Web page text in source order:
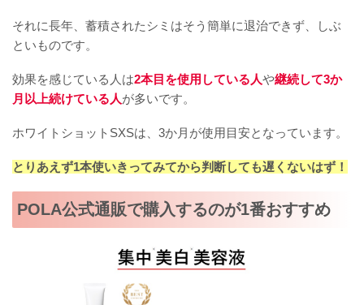
それに長年、蓄積されたシミはそう簡単に退治できず、しぶ
といものです。
効果を感じている人は2本目を使用している人や継続して3か
月以上続けている人が多いです。
ホワイトショットSXSは、3か月が使用目安となっています。
とりあえず1本使いきってみてから判断しても遅くないはず！
POLA公式通販で購入するのが1番おすすめ